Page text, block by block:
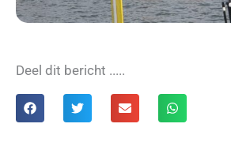
Deel dit bericht .....